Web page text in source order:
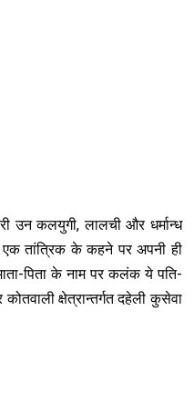
उन कलयुगी, लालची और धर्मान्ध
तांत्रिक के कहने पर अपनी ही
पिता के नाम पर कलंक ये पति-
क्षेत्रान्तर्गत दहेली कुसेवा